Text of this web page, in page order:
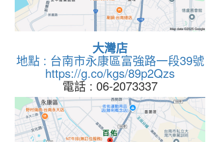
大灣店
地點 : 台南市永康區富強路一段39號
https://g.co/kgs/89p2Qzs
電話 : 06-2073337